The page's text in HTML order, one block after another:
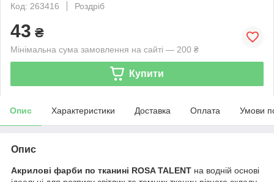
Код: 263416
Роздріб
43 ₴
Мінімальна сума замовлення на сайті — 200 ₴
Купити
Опис Характеристики Доставка Оплата Умови
Опис
Акрилові фарби по тканині ROSA TALENT на водній основі